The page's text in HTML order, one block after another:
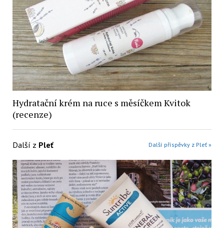
Hydratační krém na ruce s měsíčkem Kvitok
(recenze)
Další z Pleť Další příspěvky z Pleť »